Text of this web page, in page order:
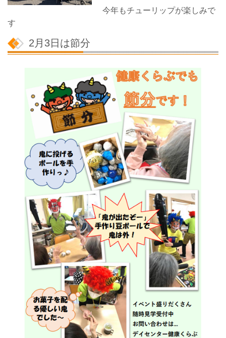
今年もチューリップが楽しみで
す
2月3日は節分